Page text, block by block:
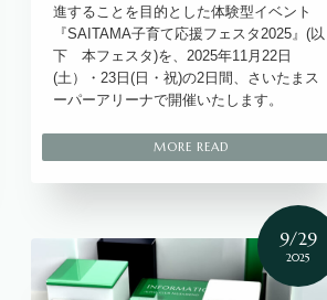
進することを目的とした体験型イベント
『SAITAMA子育て応援フェスタ2025』(以
下 本フェスタ)を、2025年11月22日
(土）・23日(日・祝)の2日間、さいたまス
ーパーアリーナで開催いたします。
9/29
2025